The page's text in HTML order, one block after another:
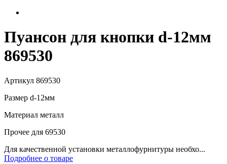
Пуансон для кнопки d-12мм
869530
Артикул 869530
Размер d-12мм
Материал металл
Прочее для 69530
Для качественной установки металлофурнитуры необхо...
Подробнее о товаре